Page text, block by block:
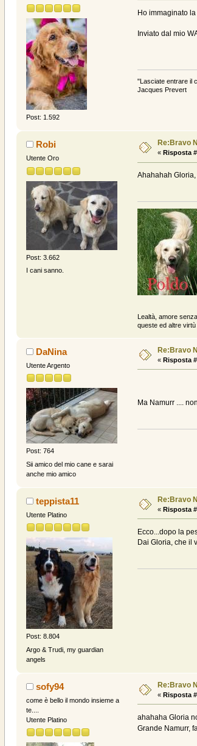
Post: 1.592
Ho immaginato
Inviato dal mio
"Lasciate entrare il
Jacques Prevert
Robi
Utente Oro
Post: 3.662
I cani sanno.
Re:Bravo
« Risposta
Ahahahah
Lealtà, amore
queste ed altre
DaNina
Utente Argento
Post: 764
Sii amico del mio cane e sarai
anche mio amico
Re:Bravo
« Risposta
Ma Namurr ....
teppista11
Utente Platino
Post: 8.804
Argo & Trudi, my guardian
angels
Re:Bravo
« Risposta
Ecco...dopo la
Dai Gloria, che il
sofy94
come è bello il mondo insieme a
te....
Utente Platino
Re:Bravo
« Risposta
ahahaha Gloria
Grande Namurr,